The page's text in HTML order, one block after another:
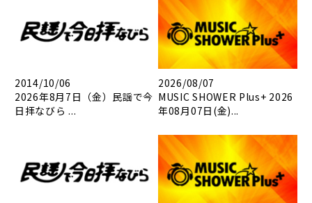
2014/10/06
2026年8月7日（金）民謡で今
日拝なびら ...
2026/08/07
MUSIC SHOWER Plus+ 2026
年08月07日(金)...